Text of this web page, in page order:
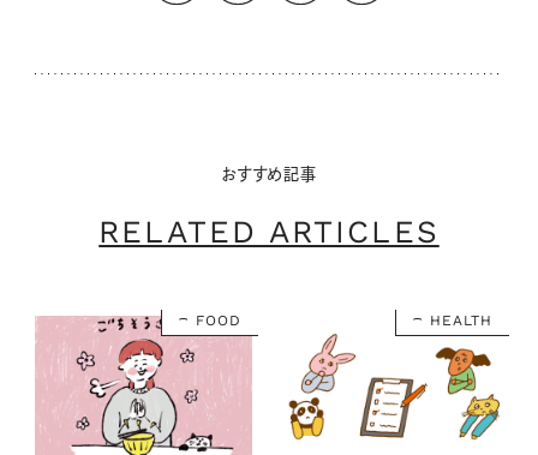
おすすめ記事
RELATED ARTICLES
FOOD HEALTH